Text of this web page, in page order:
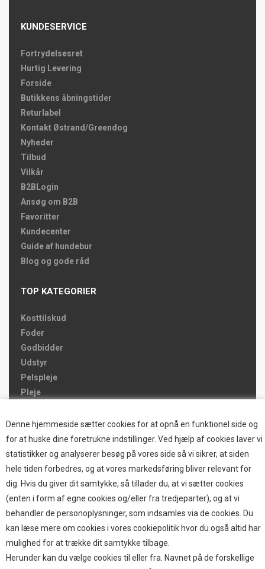
Denne hjemmeside sætter cookies for at opnå en funktionel side og
for at huske dine foretrukne indstillinger. Ved hjælp af cookies laver vi
statistikker og analyserer besøg på vores side så vi sikrer, at siden
hele tiden forbedres, og at vores markedsføring bliver relevant for
dig. Hvis du giver dit samtykke, så tillader du, at vi sætter cookies
(enten i form af egne cookies og/eller fra tredjeparter), og at vi
behandler de personoplysninger, som indsamles via de cookies. Du
kan læse mere om cookies i vores cookiepolitik hvor du også altid har
mulighed for at trække dit samtykke tilbage.
Herunder kan du vælge cookies til eller fra. Navnet på de forskellige
KUNDESERVICE
Fortrydelsesret
Hurtig Levering
Forside
Butikkens åbningstider
Returlabel
Kontakt Østrand/Greendog
Nyheder
Tilbud
Vilkår
B2BLogin
Ansøg om B2B
Favoritter
Kundecenter
Guide af hundebur
Blog og gode råd
TOP KATEGORIER
Kosttilskud
Foder
Godbidder
Udstyr
Pelspleje
Pleje
Brands
TOP BRANDS
HOKAMIX
HVALPESTART RAIZUP
Thule hundbure
GRAU
STARMARK
VARIOCAGE-MIMSAFE